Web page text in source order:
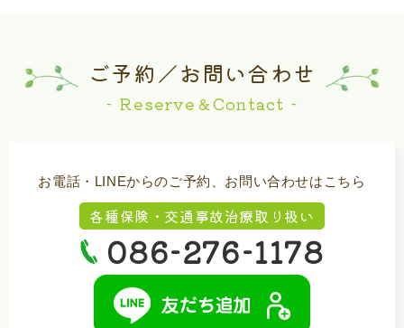
ご予約／お問い合わせ
- Reserve＆Contact -
お電話・LINEからのご予約、お問い合わせはこちら
各種保険・交通事故治療取り扱い
086-276-1178